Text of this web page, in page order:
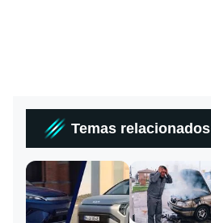
Temas relacionados